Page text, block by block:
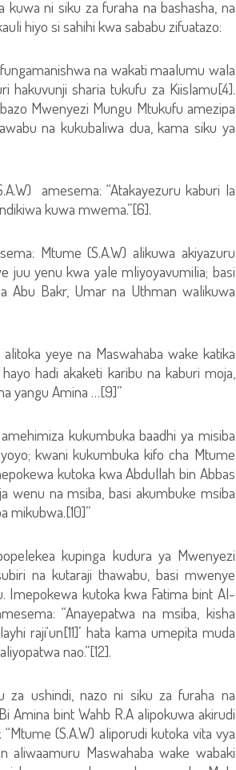
ni siku za furaha na bashasha, na
hiyo si sahihi kwa sababu zifuatazo:
na wakati maalumu wala
hakuvunji sharia tukufu za Kiislamu[4].
Mwenyezi Mungu Mtukufu amezipa
na kukubaliwa dua, kama siku ya
amesema: “Atakayezuru kaburi la
kuwa mwema.”[6].
Mtume (S.A.W) alikuwa akiyazuru
juu yenu kwa yale mliyoyavumilia; basi
Abu Bakr, Umar na Uthman walikuwa
yeye na Maswahaba wake katika
hadi akaketi karibu na kaburi moja,
yangu Amina …[9]”
kukumbuka baadhi ya misiba
kwani kukumbuka kifo cha Mtume
kutoka kwa Abdullah bin Abbas
wenu na msiba, basi akumbuke msiba
mikubwa.[10]”
kupinga kudura ya Mwenyezi
na kutaraji thawabu, basi mwenye
Imepokewa kutoka kwa Fatima bint Al-
“Anayepatwa na msiba, kisha
raji‘un[11]’ hata kama umepita muda
nao.”[12].
za ushindi, nazo ni siku za furaha na
Amina bint Wahb R.A alipokuwa akirudi
(S.A.W) aliporudi kutoka vita vya
aliwaamuru Maswahaba wake wabaki